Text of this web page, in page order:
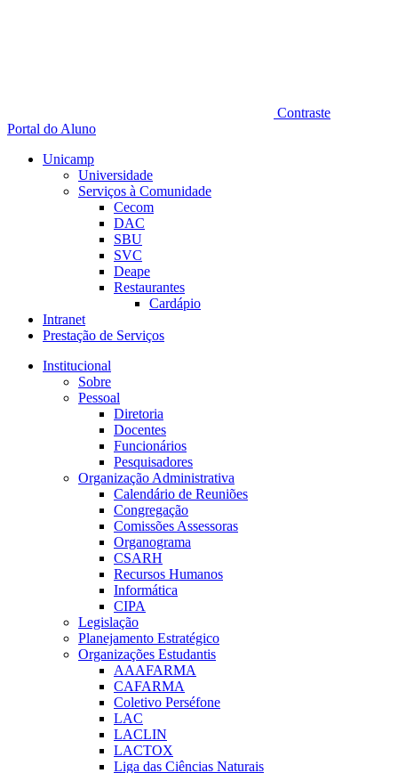
Contraste
Portal do Aluno
Unicamp
Universidade
Serviços à Comunidade
Cecom
DAC
SBU
SVC
Deape
Restaurantes
Cardápio
Intranet
Prestação de Serviços
Institucional
Sobre
Pessoal
Diretoria
Docentes
Funcionários
Pesquisadores
Organização Administrativa
Calendário de Reuniões
Congregação
Comissões Assessoras
Organograma
CSARH
Recursos Humanos
Informática
CIPA
Legislação
Planejamento Estratégico
Organizações Estudantis
AAAFARMA
CAFARMA
Coletivo Perséfone
LAC
LACLIN
LACTOX
Liga das Ciências Naturais